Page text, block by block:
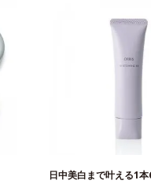
日中美白まで叶える1